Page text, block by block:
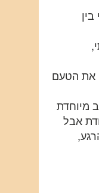
את הטעם
מיוחדת
אבל